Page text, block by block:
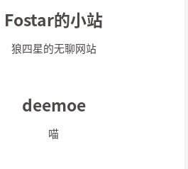
Fostar的小站
狼四星的无聊网站
deemoe
喵